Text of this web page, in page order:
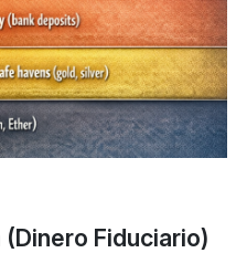
Fiduciario)